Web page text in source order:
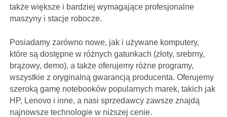
także większe i bardziej wymagające profesjonalne
maszyny i stacje robocze.
Posiadamy zarówno nowe, jak i używane komputery,
które są dostępne w różnych gatunkach (złoty, srebrny,
brązowy, demo), a także oferujemy różne programy,
wszystkie z oryginalną gwarancją producenta. Oferujemy
szeroką gamę notebooków popularnych marek, takich jak
HP, Lenovo i inne, a nasi sprzedawcy zawsze znajdą
najnowsze technologie w niższej cenie.